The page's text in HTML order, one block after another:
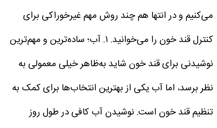
می‌کنیم و در انتها هم چند روش مهم غیرخوراکی برای
کنترل قند خون را می‌خوانید. ۱. آب؛ ساده‌ترین و مهم‌ترین
نوشیدنی برای قند خون شاید به‌ظاهر خیلی معمولی به
نظر برسد، اما آب یکی از بهترین انتخاب‌ها برای کمک به
تنظیم قند خون است. نوشیدن آب کافی در طول روز